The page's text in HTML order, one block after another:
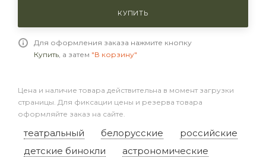
КУПИТЬ
Для оформления заказа нажмите кнопку
Купить, а затем "В корзину"
Цена и наличие товара действительна в момент загрузки
страницы. Для фиксации цены и резерва товара
оформляйте заказ на сайте.
театральный белорусские
российские
детские бинокли
астрономические